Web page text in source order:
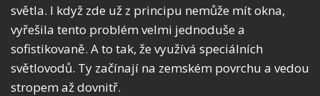
světla. I když zde už z principu nemůže mít okna,
vyřešila tento problém velmi jednoduše a
sofistikovaně. A to tak, že využívá speciálních
světlovodů. Ty začínají na zemském povrchu a vedou
stropem až dovnitř.